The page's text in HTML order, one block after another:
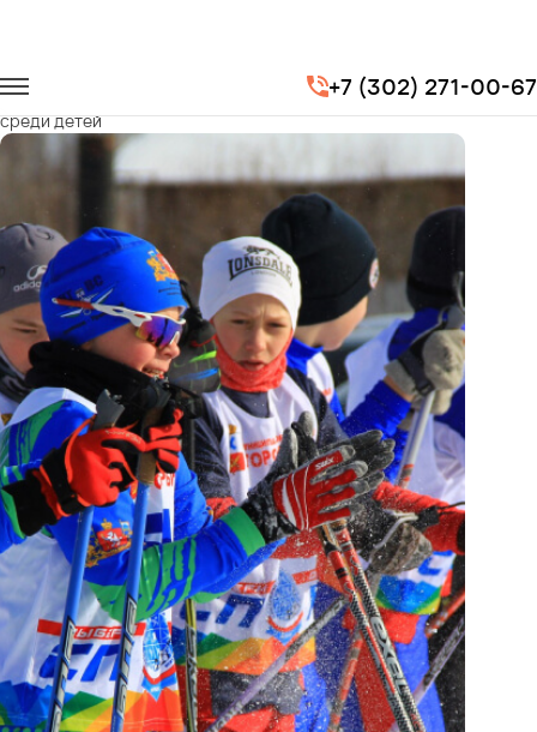
+7 (302) 271-00-67
Транспорт для спорта
Открытые областные соревнования по горнолыжному спорту
среди детей